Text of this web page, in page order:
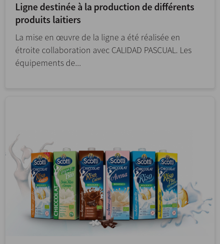
Ligne destinée à la production de différents
produits laitiers
La mise en œuvre de la ligne a été réalisée en
étroite collaboration avec CALIDAD PASCUAL. Les
équipements de...